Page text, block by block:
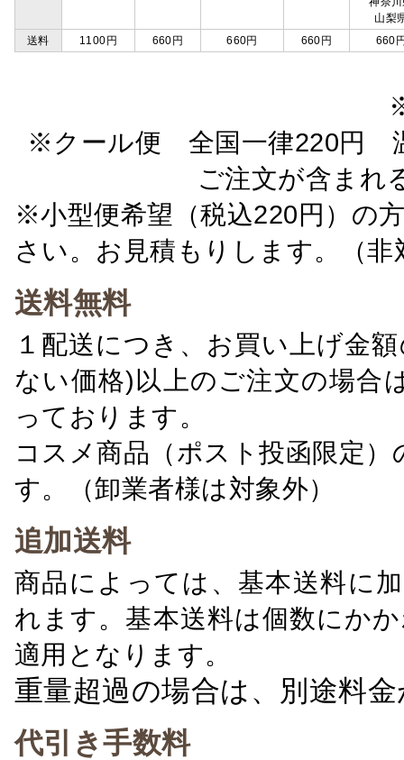
山梨
送料
1100円 660円 660円 660円 660
※クール便 全国一律220円
ご注文が含ま
※小型便希望（税込220円）の
さい。お見積もりします。（非
送料無料
１配送につき、お買い上げ金
ない価格)以上のご注文の場合
っております。
コスメ商品（ポスト投函限定
す。（卸業者様は対象外）
追加送料
商品によっては、基本送料に
れます。基本送料は個数にか
適用となります。
重量超過の場合は、別途料
代引き手数料